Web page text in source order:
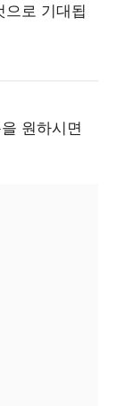
으로 기대됩
원하시면